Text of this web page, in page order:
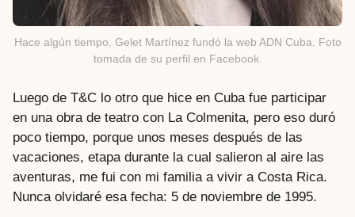
Hace algún tiempo, Gelet Martínez fundó la web ADN Cuba. Foto
tomada de su perfil en Facebook.
Luego de T&C lo otro que hice en Cuba fue participar
en una obra de teatro con La Colmenita, pero eso duró
poco tiempo, porque unos meses después de las
vacaciones, etapa durante la cual salieron al aire las
aventuras, me fui con mi familia a vivir a Costa Rica.
Nunca olvidaré esa fecha: 5 de noviembre de 1995.